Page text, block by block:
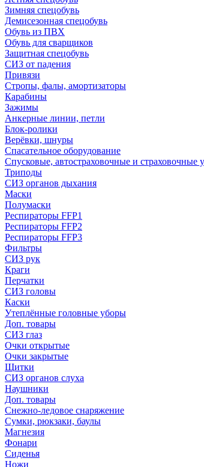
Зимняя спецобувь
Демисезонная спецобувь
Обувь из ПВХ
Обувь для сварщиков
Защитная спецобувь
СИЗ от падения
Привязи
Стропы, фалы, амортизаторы
Карабины
Зажимы
Анкерные линии, петли
Блок-ролики
Верёвки, шнуры
Спасательное оборудование
Спусковые, автостраховочные и страховочные
Триподы
СИЗ органов дыхания
Маски
Полумаски
Респираторы FFP1
Респираторы FFP2
Респираторы FFP3
Фильтры
СИЗ рук
Краги
Перчатки
СИЗ головы
Каски
Утеплённые головные уборы
Доп. товары
СИЗ глаз
Очки открытые
Очки закрытые
Щитки
СИЗ органов слуха
Наушники
Доп. товары
Снежно-ледовое снаряжение
Сумки, рюкзаки, баулы
Магнезия
Фонари
Сиденья
Ножи